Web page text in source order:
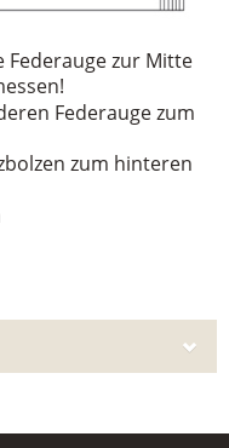
zur Mitte
Federauge zum
zum hinteren